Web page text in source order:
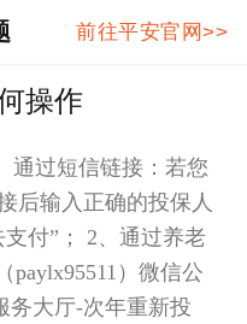
前往平安官网>>
操作
通过短信链接：若您
后输入正确的投保人
付”； 2、通过养老
paylx95511）微信公
务大厅-次年重新投